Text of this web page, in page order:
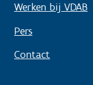
Werken bij VDAB
Pers
Contact